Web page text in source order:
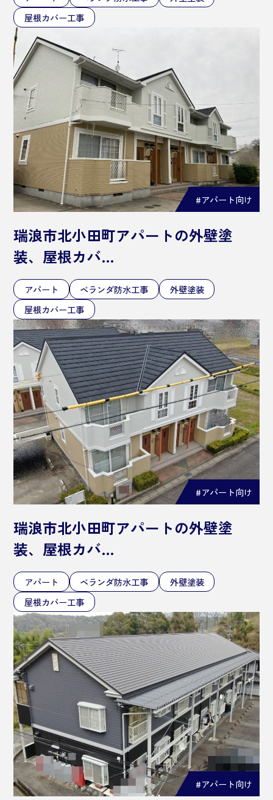
屋根カバー工事
#アパート向け
瑞浪市北小田町アパートの外壁塗
装、屋根カバ…
アパート ベランダ防水工事
外壁塗装
屋根カバー工事
#アパート向け
瑞浪市北小田町アパートの外壁塗
装、屋根カバ…
アパート ベランダ防水工事
外壁塗装
屋根カバー工事
#アパート向け